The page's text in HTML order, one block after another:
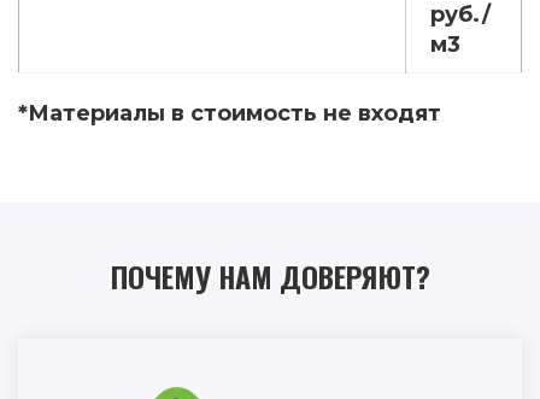
руб./
м3
*Материалы в стоимость не входят
ПОЧЕМУ НАМ ДОВЕРЯЮТ?